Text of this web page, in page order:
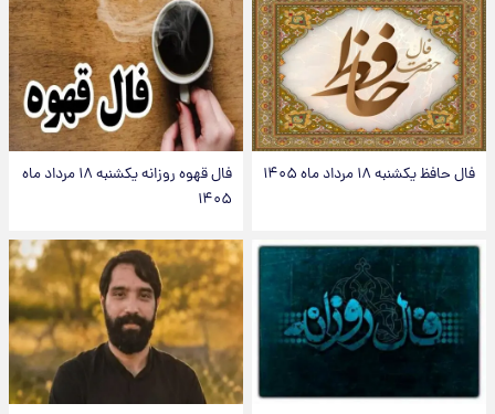
فال حافظ یکشنبه ۱۸ مرداد ماه ۱۴۰۵
فال قهوه روزانه یکشنبه ۱۸ مرداد ماه
۱۴۰۵